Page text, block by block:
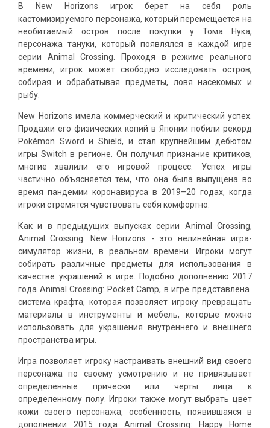
В New Horizons игрок берет на себя роль
кастомизируемого персонажа, который перемещается на
необитаемый остров после покупки у Тома Нука,
персонажа тануки, который появлялся в каждой игре
серии Animal Crossing. Проходя в режиме реального
времени, игрок может свободно исследовать остров,
собирая и обрабатывая предметы, ловя насекомых и
рыбу.
New Horizons имела коммерческий и критический успех.
Продажи его физических копий в Японии побили рекорд
Pokémon Sword и Shield, и стал крупнейшим дебютом
игры Switch в регионе. Он получил признание критиков,
многие хвалили его игровой процесс. Успех игры
частично объясняется тем, что она была выпущена во
время пандемии коронавируса в 2019–20 годах, когда
игроки стремятся чувствовать себя комфортно.
Как и в предыдущих выпусках серии Animal Crossing,
Animal Crossing: New Horizons - это нелинейная игра-
симулятор жизни, в реальном времени. Игроки могут
собирать различные предметы для использования в
качестве украшений в игре. Подобно дополнению 2017
года Animal Crossing: Pocket Camp, в игре представлена ​​
система крафта, которая позволяет игроку превращать
материалы в инструменты и мебель, которые можно
использовать для украшения внутреннего и внешнего
пространства игры.
Игра позволяет игроку настраивать внешний вид своего
персонажа по своему усмотрению и не привязывает
определенные прически или черты лица к
определенному полу. Игроки также могут выбрать цвет
кожи своего персонажа, особенность, появившаяся в
дополнении 2015 года Animal Crossing: Happy Home